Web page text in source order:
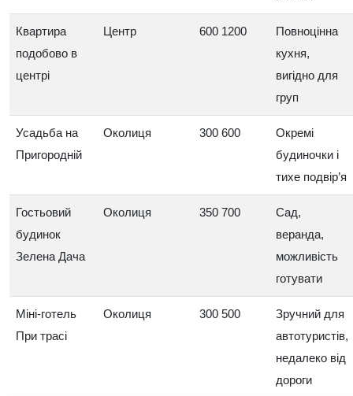
Квартира
подобово в
центрі
Центр 600 1200
Повноцінна
кухня,
вигідно для
груп
Усадьба на
Пригородній
Околиця 300 600
Окремі
будиночки і
тихе подвір’я
Гостьовий
будинок
Зелена Дача
Околиця 350 700
Сад,
веранда,
можливість
готувати
Міні‑готель
При трасі
Околиця 300 500
Зручний для
автотуристів,
недалеко від
дороги